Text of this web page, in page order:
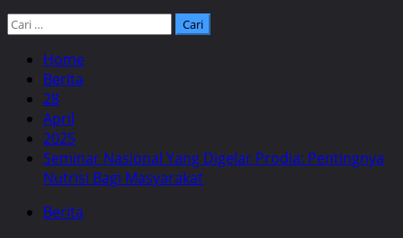
Cari
Home
Berita
28
April
2025
Seminar Nasional Yang Digelar Prodia: Pentingnya
Nutrisi Bagi Masyarakat
Berita